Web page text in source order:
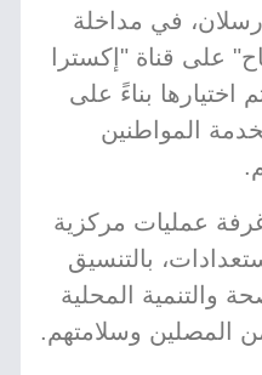
رسلان، في مداخلة
على قناة "إكسترا
اختيارها بناءً على
المواطنين
عمليات مركزية
بالتنسيق
والتنمية المحلية
المصلين وسلامتهم.